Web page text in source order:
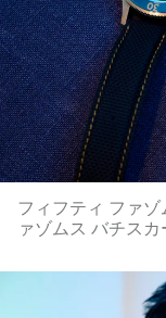
フィフティ ファゾ
ァゾムス バチスカ